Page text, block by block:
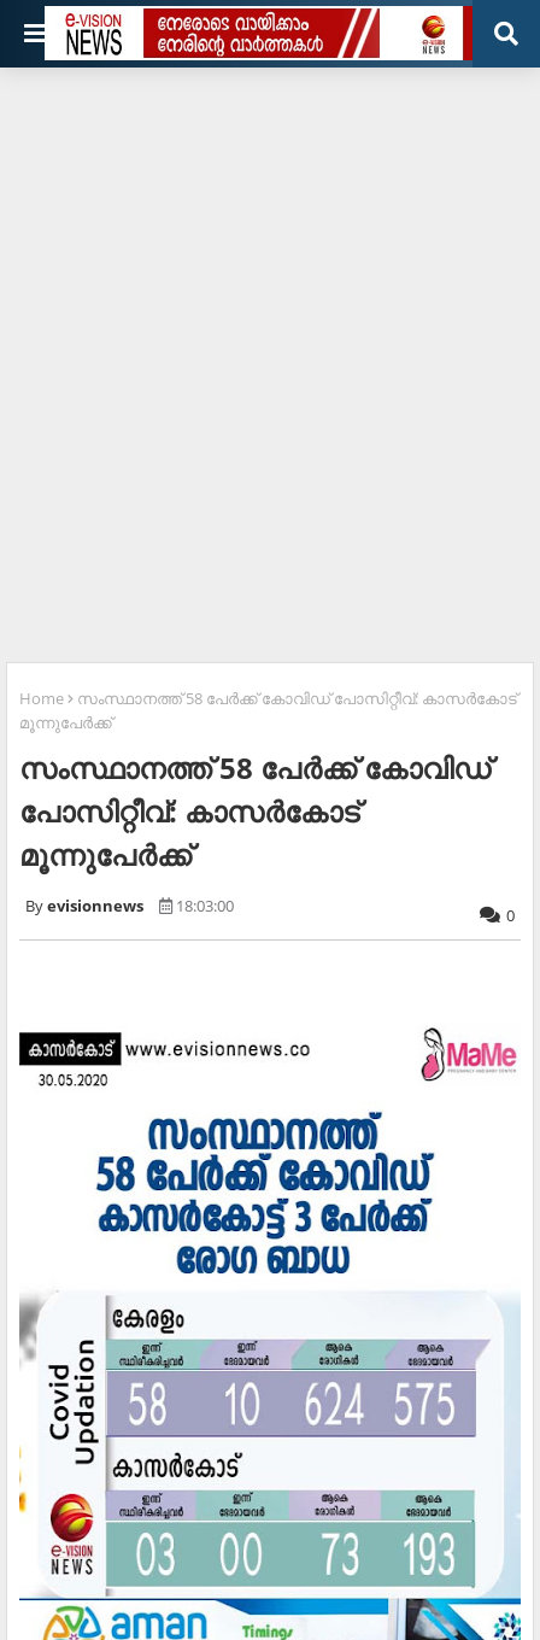
Home
സംസ്ഥാനത്ത് 58 പേര്‍ക്ക് കോവിഡ് പോസിറ്റീവ്: കാസര്‍കോട്
മൂന്നുപേര്‍ക്ക്
സംസ്ഥാനത്ത് 58 പേര്‍ക്ക് കോവിഡ്
പോസിറ്റീവ്: കാസര്‍കോട്
മൂന്നുപേര്‍ക്ക്
evisionnews 18:03:00 0